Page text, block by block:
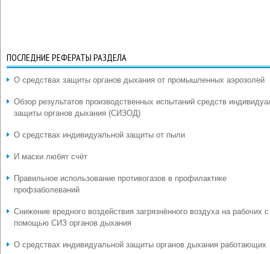
ПОСЛЕДНИЕ РЕФЕРАТЫ РАЗДЕЛА
О средствах защиты органов дыхания от промышленных аэрозолей
Обзор результатов производственных испытаний средств
защиты органов дыхания (СИЗОД)
О средствах индивидуальной защиты от пыли
И маски любят счёт
Правильное использование противогазов в профилактике
профзаболеваний
Снижение вредного воздействия загрязнённого воздуха на рабочих с
помощью СИЗ органов дыхания
О средствах индивидуальной защиты органов дыхания работающих